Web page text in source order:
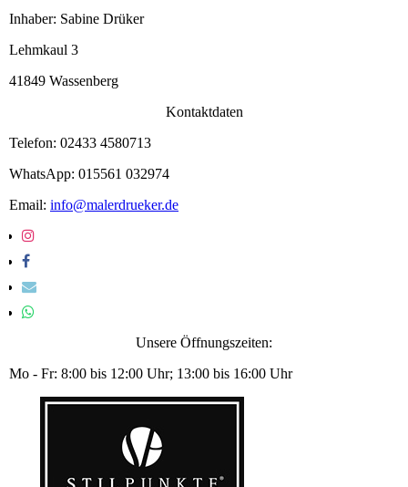
Inhaber: Sabine Drüker
Lehmkaul 3
41849 Wassenberg
Kontaktdaten
Telefon: 02433 4580713
WhatsApp: 015561 032974
Email: info@malerdrueker.de
Unsere Öffnungszeiten:
Mo - Fr: 8:00 bis 12:00 Uhr; 13:00 bis 16:00 Uhr